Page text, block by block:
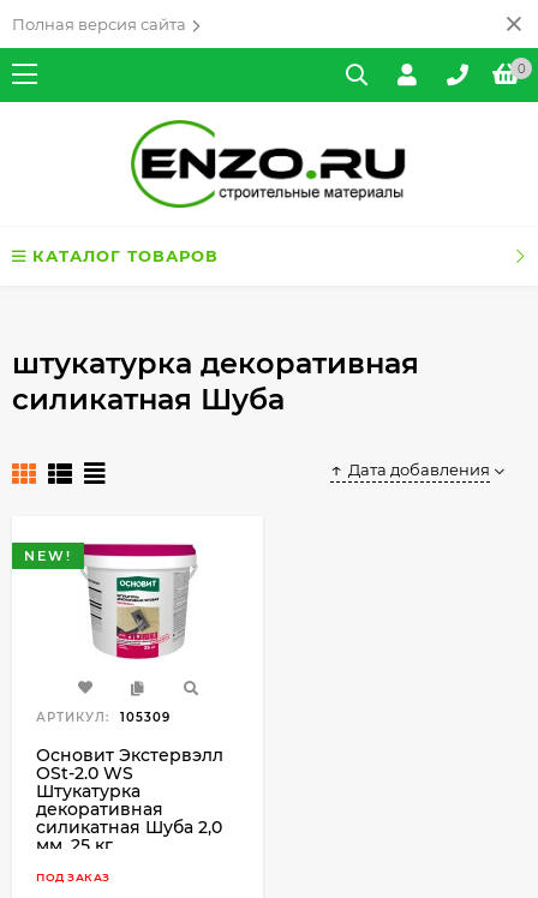
Полная версия сайта
0
КАТАЛОГ ТОВАРОВ
штукатурка декоративная
силикатная Шуба
Дата добавления
NEW!
АРТИКУЛ: 105309
Основит Экстервэлл
OSt-2.0 WS
Штукатурка
декоративная
силикатная Шуба 2,0
мм, 25 кг.
ПОД ЗАКАЗ